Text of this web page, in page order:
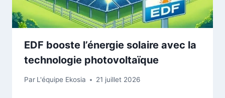
EDF booste l’énergie solaire avec la
technologie photovoltaïque
Par L'équipe Ekosia 21 juillet 2026